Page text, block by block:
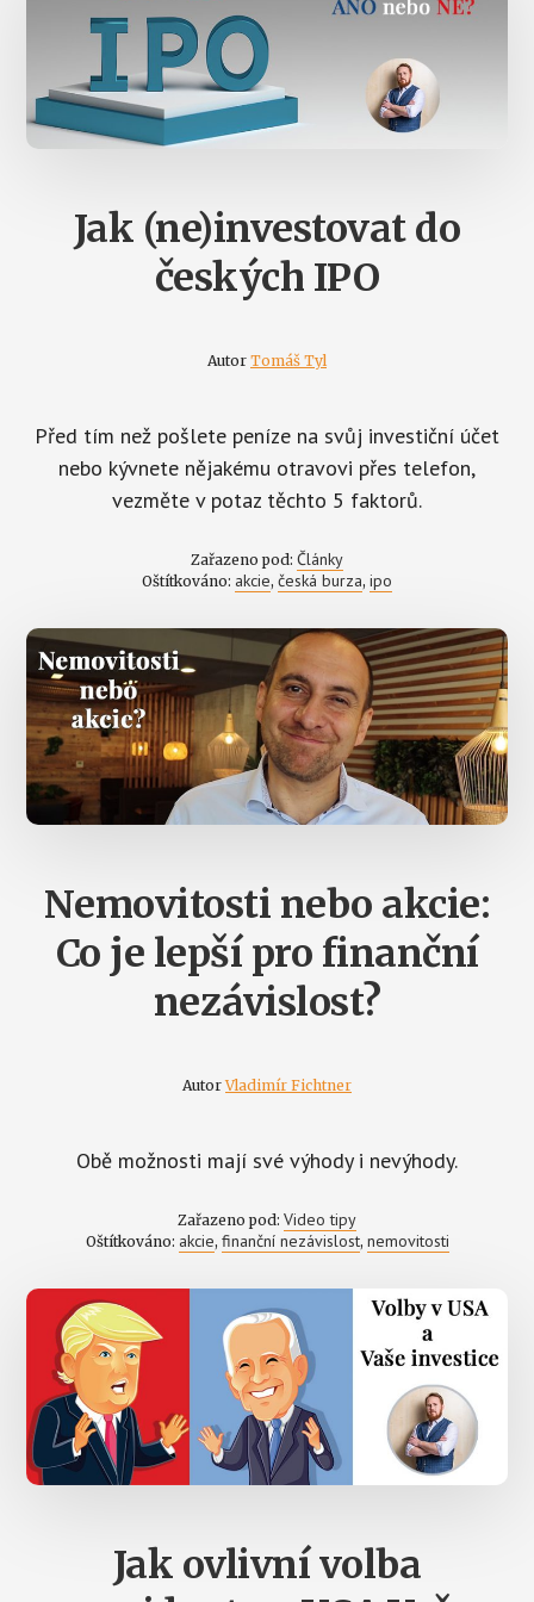
Jak (ne)investovat do
českých IPO
Autor Tomáš Tyl
Před tím než pošlete peníze na svůj investiční účet
nebo kývnete nějakému otravovi přes telefon,
vezměte v potaz těchto 5 faktorů.
Zařazeno pod: Články
Oštítkováno: akcie, česká burza, ipo
Nemovitosti nebo akcie:
Co je lepší pro finanční
nezávislost?
AutorVladimír Fichtner
Obě možnosti mají své výhody i nevýhody.
Zařazeno pod: Video tipy
Oštítkováno: akcie, finanční nezávislost, nemovitosti
Jak ovlivní volba